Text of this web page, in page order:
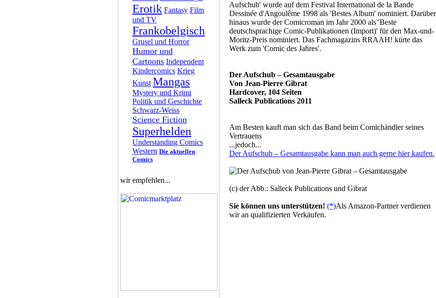
Erotik Fantasy Film
und TV
Frankobelgisch
Grusel und Horror
Humor und
Cartoons Independent
Kindercomics Krieg
Kunst Mangas
Mystery und Krimi
Politik und Geschichte
Schwarz-Weiss
Science Fiction
Superhelden
Understanding Comics
Western Die aktuellen
Comics
wir empfehlen...
Aufschub' wurde auf dem Festival International de la Bande
Dessinée d'Angoulême 1998 als 'Bestes Album' nominiert. Darüber
hinaus wurde der Comicroman im Jahr 2000 als 'Beste
deutschsprachige Comic-Publikationen (Import)' für den Max-und-
Moritz-Preis nominiert. Das Fachmagazins RRAAH! kürte das
Werk zum 'Comic des Jahres'.
Der Aufschub – Gesamtausgabe
Von Jean-Pierre Gibrat
Hardcover, 104 Seiten
Salleck Publications 2011
Am Besten kauft man sich das Band beim Comichändler seines
Vertrauens
...jedoch...
Der Aufschub – Gesamtausgabe kann man auch gerne hier kaufen.
(c) der Abb.: Salleck Publications und Gibrat
Sie können uns unterstützen! (*)Als Amazon-Partner verdienen
wir an qualifizierten Verkäufen.